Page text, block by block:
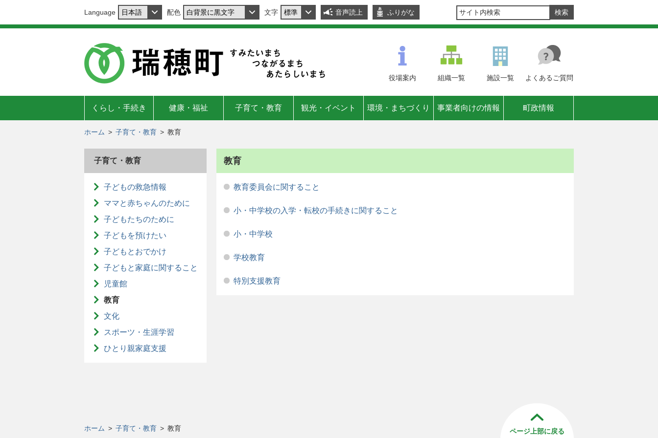
Language 配色 文字 音声読上 ふりがな
役場案内 組織一覧 施設一覧 よくある ご質問
くらし・手続き 健康・福祉 子育て・教育 観光・イベント 環境・まちづくり 事業者向けの情報 町政情報
ホーム > 子育て・教育 > 教育
教育
教育委員会に関すること
小・中学校の入学・転校の手続きに関すること
小・中学校
学校教育
特別支援教育
子育て・教育
子どもの救急情報
ママと赤ちゃんのために
子どもたちのために
子どもを預けたい
子どもとおでかけ
子どもと家庭に関すること
児童館
教育
文化
スポーツ・生涯学習
ひとり親家庭支援
ホーム > 子育て・教育 > 教育 ページ上部に戻る